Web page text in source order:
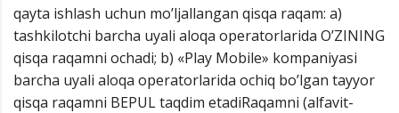
qayta ishlash uchun mo’ljallangan qisqa raqam: a)
tashkilotchi barcha uyali aloqa operatorlarida O’ZINING
qisqa raqamni ochadi; b) «Play Mobile» kompaniyasi
barcha uyali aloqa operatorlarida ochiq bo’lgan tayyor
qisqa raqamni BEPUL taqdim etadiRaqamni (alfavit-